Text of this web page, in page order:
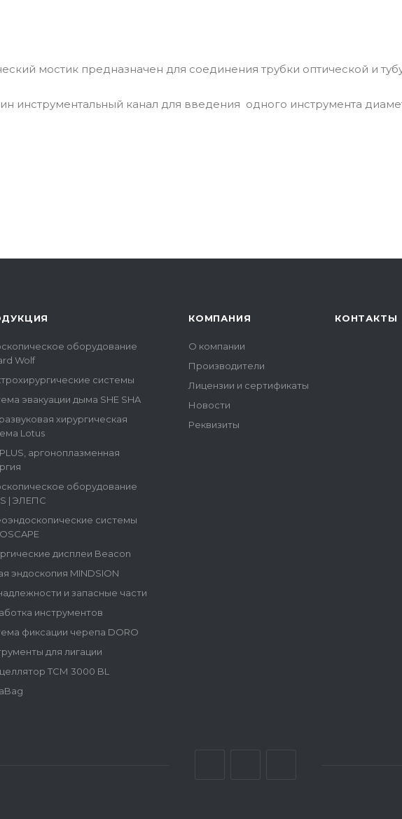
мостик предназначен для соединения трубки оптической и
инструментальный канал для введения одного инструмента
оборудование
Wolf
системы
эвакуации дыма SHE SHA
хирургическая
Lotus
аргоноплазменная
оборудование
| ЭЛЕПС
системы
дисплеи Beacon
эндоскопия MINDSION
и запасные части
инструментов
фиксации черепа DORO
для лигации
ТСМ 3000 BL
КОМПАНИЯ
О компании
Производители
Лицензии и сертификаты
Новости
Реквизиты
КОНТАКТЫ